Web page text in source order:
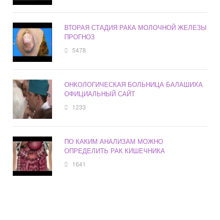
ВТОРАЯ СТАДИЯ РАКА МОЛОЧНОЙ ЖЕЛЕЗЫ
ПРОГНОЗ
5478
ОНКОЛОГИЧЕСКАЯ БОЛЬНИЦА БАЛАШИХА
ОФИЦИАЛЬНЫЙ САЙТ
1233
ПО КАКИМ АНАЛИЗАМ МОЖНО
ОПРЕДЕЛИТЬ РАК КИШЕЧНИКА
1641